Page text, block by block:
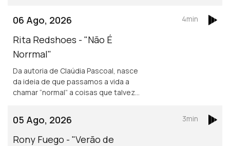
06 Ago, 2026
Rita Redshoes - "Não É
Norrmal"
Da autoria de Claúdia Pascoal, nasce
da ideia de que passamos a vida a
chamar “normal” a coisas que talvez
4min
05 Ago, 2026
Rony Fuego - "Verão de
3min